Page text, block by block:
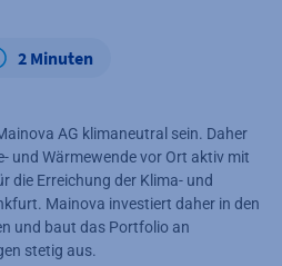
2 Minuten
AG klimaneutral sein. Daher
und Wärmewende vor Ort aktiv mit
die Erreichung der Klima- und
Mainova investiert daher in den
und baut das Portfolio an
stetig aus.